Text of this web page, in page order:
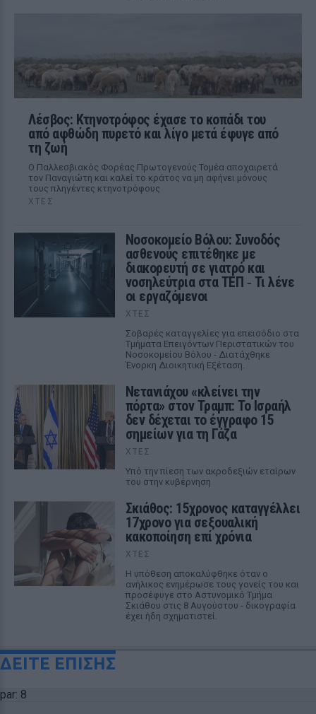
Λέσβος: Κτηνοτρόφος έχασε το κοπάδι του
από αφθώδη πυρετό και λίγο μετά έφυγε από
τη ζωή
Ο Παλλεσβιακός Φορέας Πρωτογενούς Τομέα αποχαιρετά
τον Παναγιώτη και καλεί το κράτος να μη αφήνει μόνους
τους πληγέντες κτηνοτρόφους
ΧΤΕΣ
Νοσοκομείο Βόλου: Συνοδός
ασθενούς επιτέθηκε με
διακορευτή σε γιατρό και
νοσηλεύτρια στα ΤΕΠ ‑ Τι λένε
οι εργαζόμενοι
ΧΤΕΣ
Σοβαρές καταγγελίες για επεισόδιο στα
Τμήματα Επειγόντων Περιστατικών του
Νοσοκομείου Βόλου - Διατάχθηκε
Ένορκη Διοικητική Εξέταση.
Νετανιάχου «κλείνει την
πόρτα» στον Τραμπ: Το Ισραήλ
δεν δέχεται το έγγραφο 15
σημείων για τη Γάζα
ΧΤΕΣ
Υπό την πίεση των ακροδεξιών εταίρων
του στην κυβέρνηση
Σκιάθος: 15χρονος καταγγέλλει
17χρονο για σεξουαλική
κακοποίηση επί χρόνια
ΧΤΕΣ
Η υπόθεση αποκαλύφθηκε όταν ο
ανήλικος ενημέρωσε τους γονείς του και
προσέφυγε στο Αστυνομικό Τμήμα
Σκιάθου στις 8 Αυγούστου - δικογραφία
έχει ήδη σχηματιστεί.
ΔΕΙΤΕ ΕΠΙΣΗΣ
par: 8